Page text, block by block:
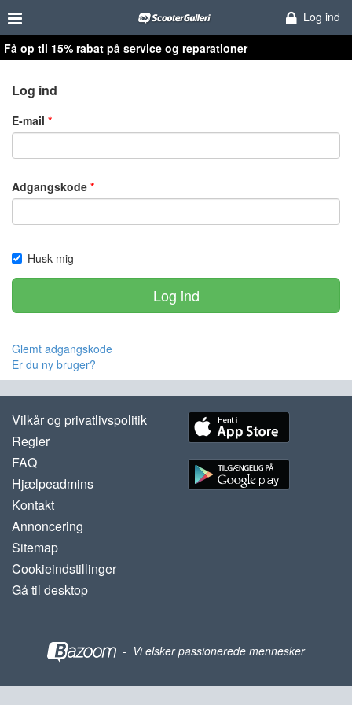
Log ind
Få op til 15% rabat på service og reparationer
Log ind
E-mail
Adgangskode
Husk mig
Log ind
Glemt adgangskode
Er du ny bruger?
Vilkår og privatlivspolitik
Regler
FAQ
Hjælpeadmins
Kontakt
Annoncering
Sitemap
Cookieindstillinger
Gå til desktop
- Vi elsker passionerede mennesker